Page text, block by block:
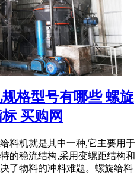
格型号有哪些 螺旋
买购网
料机就是其中一种,它主要用于
的稳流结构,采用变螺距结构和
了物料的冲料难题。螺旋给料